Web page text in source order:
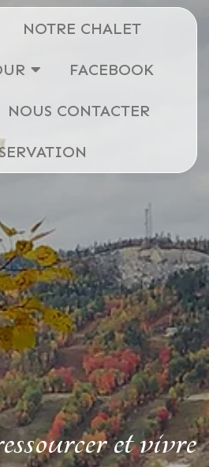
NOTRE CHALET
FACEBOOK
NOUS CONTACTER
et vivre